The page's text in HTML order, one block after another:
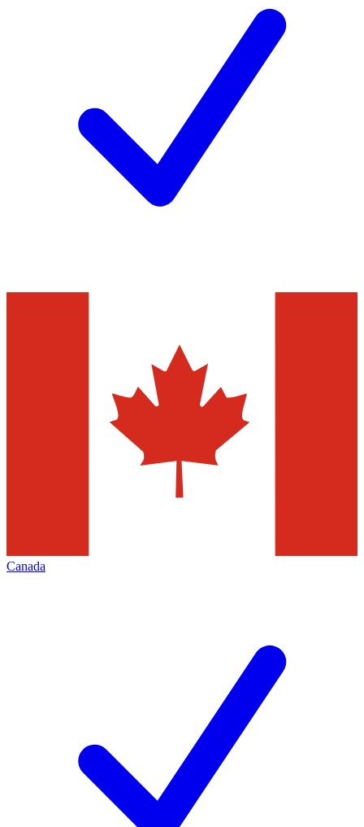
Canada